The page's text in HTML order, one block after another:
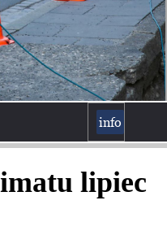
info
lipiec